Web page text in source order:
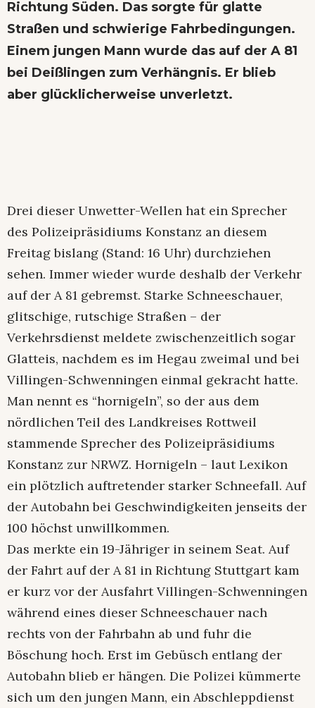
Richtung Süden. Das sorgte für glatte
Straßen und schwierige Fahrbedingungen.
Einem jungen Mann wurde das auf der A 81
bei Deißlingen zum Verhängnis. Er blieb
aber glücklicherweise unverletzt.
Drei dieser Unwetter-Wellen hat ein Sprecher
des Polizeipräsidiums Konstanz an diesem
Freitag bislang (Stand: 16 Uhr) durchziehen
sehen. Immer wieder wurde deshalb der Verkehr
auf der A 81 gebremst. Starke Schneeschauer,
glitschige, rutschige Straßen – der
Verkehrsdienst meldete zwischenzeitlich sogar
Glatteis, nachdem es im Hegau zweimal und bei
Villingen-Schwenningen einmal gekracht hatte.
Man nennt es “hornigeln”, so der aus dem
nördlichen Teil des Landkreises Rottweil
stammende Sprecher des Polizeipräsidiums
Konstanz zur NRWZ. Hornigeln – laut Lexikon
ein plötzlich auftretender starker Schneefall. Auf
der Autobahn bei Geschwindigkeiten jenseits der
100 höchst unwillkommen.
Das merkte ein 19-Jähriger in seinem Seat. Auf
der Fahrt auf der A 81 in Richtung Stuttgart kam
er kurz vor der Ausfahrt Villingen-Schwenningen
während eines dieser Schneeschauer nach
rechts von der Fahrbahn ab und fuhr die
Böschung hoch. Erst im Gebüsch entlang der
Autobahn blieb er hängen. Die Polizei kümmerte
sich um den jungen Mann, ein Abschleppdienst